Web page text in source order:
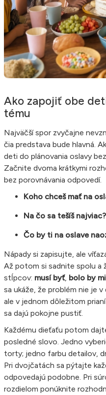
Ako zapojiť obe
tému
Najväčší spor zvyčajne
čia predstava bude hlavná.
deti do plánovania oslavy
Začnite dvoma krátkymi
bez porovnávania odpovedí.
Koho chceš mať na
Na čo sa tešíš najviac?
Čo by ti na oslave
Nápady si zapisujte, ale
Až potom si sadnite spolu a
stĺpcov: musí byť, bolo by
sa ukáže, že problém nie je
ale v jednom dôležitom
sa dajú pokojne pustiť.
Každému dieťaťu potom
posledné slovo. Jedno
torty; jedno farbu detailov,
Pri dvojčatách sa pýtajte
odpovedajú podobne. Pri
rozdielom ponúknite